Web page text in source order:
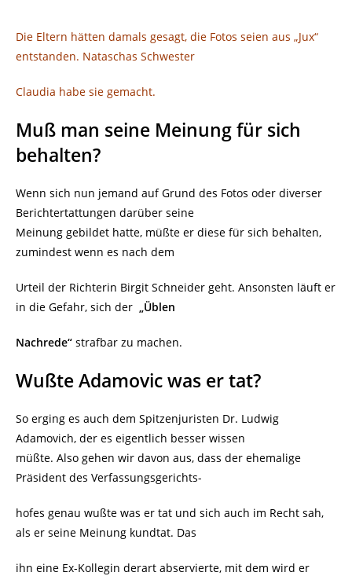
Die Eltern hätten damals gesagt, die Fotos seien aus „Jux“
entstanden. Nataschas Schwester
Claudia habe sie gemacht.
Muß man seine Meinung für sich
behalten?
Wenn sich nun jemand auf Grund des Fotos oder diverser
Berichtertattungen darüber seine
Meinung gebildet hatte, müßte er diese für sich behalten,
zumindest wenn es nach dem
Urteil der Richterin Birgit Schneider geht. Ansonsten läuft er
in die Gefahr, sich der „Üblen
Nachrede“ strafbar zu machen.
Wußte Adamovic was er tat?
So erging es auch dem Spitzenjuristen Dr. Ludwig
Adamovich, der es eigentlich besser wissen
müßte. Also gehen wir davon aus, dass der ehemalige
Präsident des Verfassungsgerichts-
hofes genau wußte was er tat und sich auch im Recht sah,
als er seine Meinung kundtat. Das
ihn eine Ex-Kollegin derart abservierte, mit dem wird er